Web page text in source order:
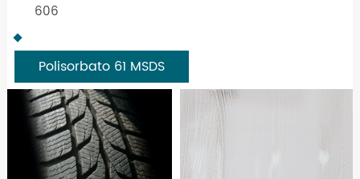
606
Polisorbato 61 MSDS